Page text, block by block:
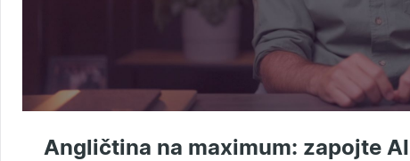
Angličtina na maximum: zapojte